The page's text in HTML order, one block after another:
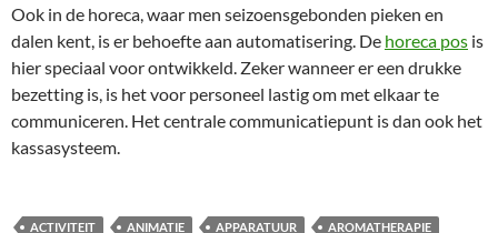
Ook in de horeca, waar men seizoensgebonden pieken en
dalen kent, is er behoefte aan automatisering. De horeca pos is
hier speciaal voor ontwikkeld. Zeker wanneer er een drukke
bezetting is, is het voor personeel lastig om met elkaar te
communiceren. Het centrale communicatiepunt is dan ook het
kassasysteem.
ACTIVITEIT ANIMATIE APPARATUUR
AROMATHERAPIE